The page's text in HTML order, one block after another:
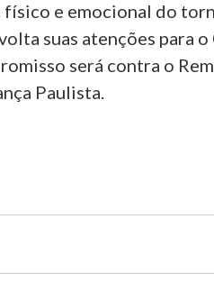
físico e emocional do
suas atenções para
será contra o
Paulista.